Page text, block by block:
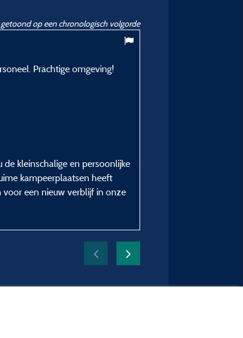
op een chronologisch volgorde
Prachtige omgeving!
kleinschalige en persoonlijke
kampeerplaatsen heeft
een nieuw verblijf in onze